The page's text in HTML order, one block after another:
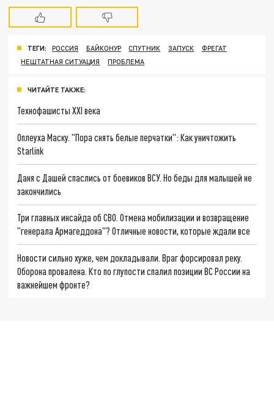
ТЕГИ: РОССИЯ БАЙКОНУР СПУТНИК ЗАПУСК
ФРЕГАТ
НЕШТАТНАЯ СИТУАЦИЯ
ПРОБЛЕМА
ЧИТАЙТЕ ТАКЖЕ:
Технофашисты XXI века
Оплеуха Маску. "Пора снять белые перчатки": Как уничтожить
Starlink
Даня с Дашей спаслись от боевиков ВСУ. Но беды для малышей не
закончились
Три главных инсайда об СВО. Отмена мобилизации и возвращение
"генерала Армагеддона"? Отличные новости, которые ждали все
Новости сильно хуже, чем докладывали. Враг форсировал реку.
Оборона провалена. Кто по глупости спалил позиции ВС России на
важнейшем фронте?